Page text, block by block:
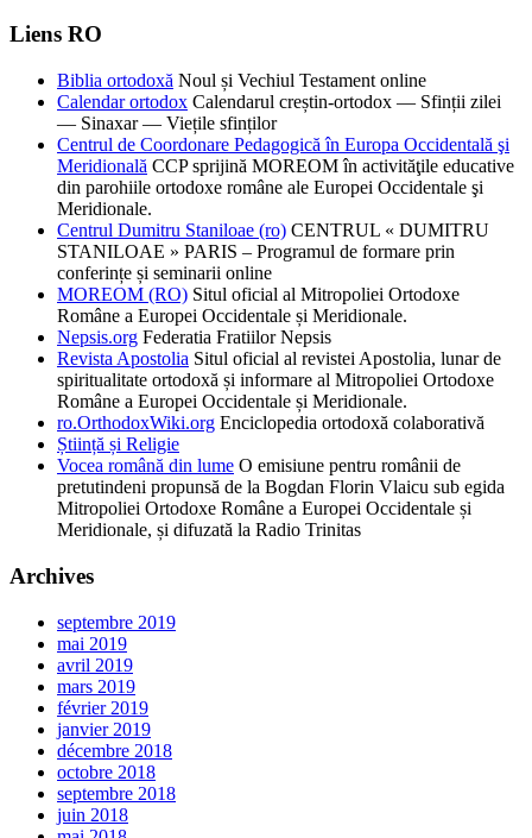
Liens RO
Biblia ortodoxă Noul și Vechiul Testament online
Calendar ortodox Calendarul creștin-ortodox — Sfinții zilei
— Sinaxar — Viețile sfinților
Centrul de Coordonare Pedagogică în Europa Occidentală şi
Meridională CCP sprijină MOREOM în activităţile educative
din parohiile ortodoxe române ale Europei Occidentale şi
Meridionale.
Centrul Dumitru Staniloae (ro) CENTRUL « DUMITRU
STANILOAE » PARIS – Programul de formare prin
conferințe și seminarii online
MOREOM (RO) Situl oficial al Mitropoliei Ortodoxe
Române a Europei Occidentale și Meridionale.
Nepsis.org Federatia Fratiilor Nepsis
Revista Apostolia Situl oficial al revistei Apostolia, lunar de
spiritualitate ortodoxă și informare al Mitropoliei Ortodoxe
Române a Europei Occidentale și Meridionale.
ro.OrthodoxWiki.org Enciclopedia ortodoxă colaborativă
Știință și Religie
Vocea română din lume O emisiune pentru românii de
pretutindeni propunsă de la Bogdan Florin Vlaicu sub egida
Mitropoliei Ortodoxe Române a Europei Occidentale și
Meridionale, și difuzată la Radio Trinitas
Archives
septembre 2019
mai 2019
avril 2019
mars 2019
février 2019
janvier 2019
décembre 2018
octobre 2018
septembre 2018
juin 2018